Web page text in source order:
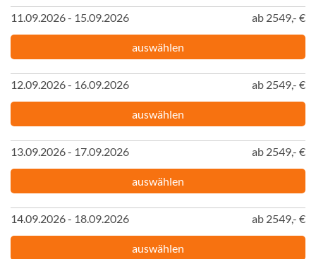
11.09.2026 - 15.09.2026 ab 2549,- €
auswählen
12.09.2026 - 16.09.2026 ab 2549,- €
auswählen
13.09.2026 - 17.09.2026 ab 2549,- €
auswählen
14.09.2026 - 18.09.2026 ab 2549,- €
auswählen